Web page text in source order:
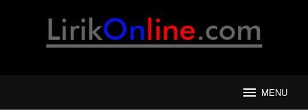
MENU